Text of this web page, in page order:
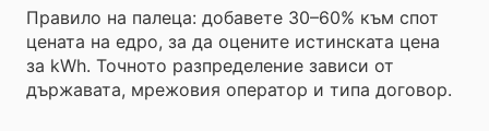
Правило на палеца: добавете 30–60% към спот
цената на едро, за да оцените истинската цена
за kWh. Точното разпределение зависи от
държавата, мрежовия оператор и типа договор.